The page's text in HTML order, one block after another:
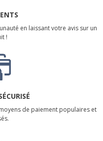
en laissant votre avis sur un
!
de paiement populaires et